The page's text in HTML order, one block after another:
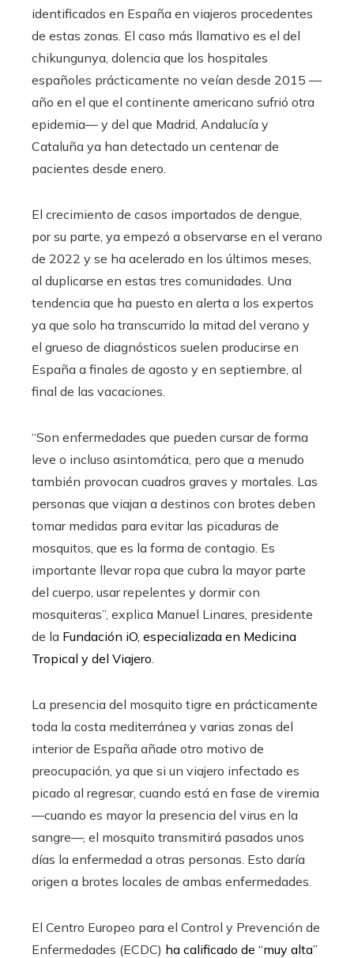
identificados en España en viajeros procedentes
de estas zonas. El caso más llamativo es el del
chikungunya, dolencia que los hospitales
españoles prácticamente no veían desde 2015 —
año en el que el continente americano sufrió otra
epidemia— y del que Madrid, Andalucía y
Cataluña ya han detectado un centenar de
pacientes desde enero.
El crecimiento de casos importados de dengue,
por su parte, ya empezó a observarse en el verano
de 2022 y se ha acelerado en los últimos meses,
al duplicarse en estas tres comunidades. Una
tendencia que ha puesto en alerta a los expertos
ya que solo ha transcurrido la mitad del verano y
el grueso de diagnósticos suelen producirse en
España a finales de agosto y en septiembre, al
final de las vacaciones.
“Son enfermedades que pueden cursar de forma
leve o incluso asintomática, pero que a menudo
también provocan cuadros graves y mortales. Las
personas que viajan a destinos con brotes deben
tomar medidas para evitar las picaduras de
mosquitos, que es la forma de contagio. Es
importante llevar ropa que cubra la mayor parte
del cuerpo, usar repelentes y dormir con
mosquiteras”, explica Manuel Linares, presidente
de la Fundación iO, especializada en Medicina
Tropical y del Viajero
La presencia del mosquito tigre en prácticamente
toda la costa mediterránea y varias zonas del
interior de España añade otro motivo de
preocupación, ya que si un viajero infectado es
picado al regresar, cuando está en fase de viremia
—cuando es mayor la presencia del virus en la
sangre—, el mosquito transmitirá pasados unos
días la enfermedad a otras personas. Esto daría
origen a brotes locales de ambas enfermedades.
El Centro Europeo para el Control y Prevención de
Enfermedades (ECDC) ha calificado de “muy alta”